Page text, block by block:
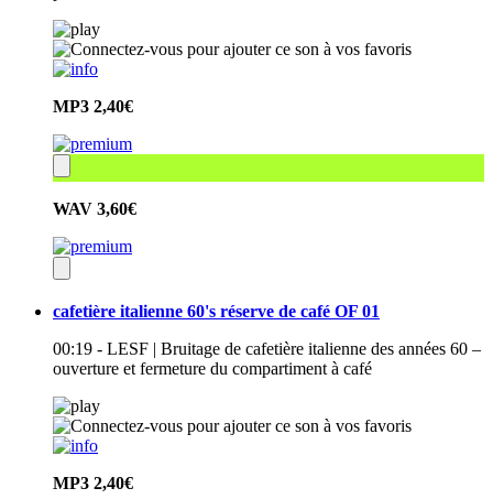
MP3 2,40€
WAV 3,60€
cafetière italienne 60's réserve de café OF 01
00:19 - LESF | Bruitage de cafetière italienne des années 60 –
ouverture et fermeture du compartiment à café
MP3 2,40€